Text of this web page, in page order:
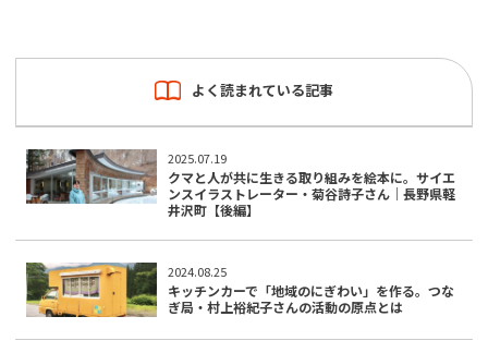
よく読まれている記事
2025.07.19
クマと人が共に生きる取り組みを絵本に。サイエ
ンスイラストレーター・菊谷詩子さん｜長野県軽
井沢町【後編】
2024.08.25
キッチンカーで「地域のにぎわい」を作る。つな
ぎ局・村上裕紀子さんの活動の原点とは